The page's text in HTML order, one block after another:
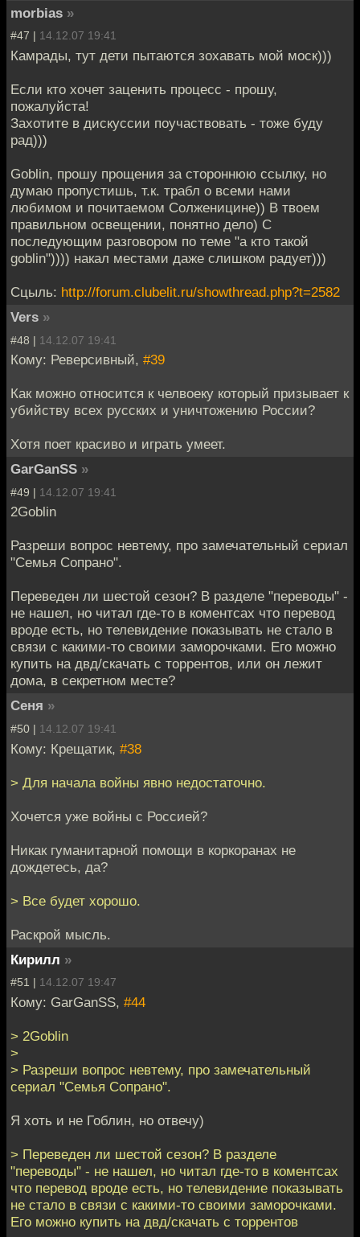
morbias »
#47 | 14.12.07 19:41
Камрады, тут дети пытаются зохавать мой моск)))
Если кто хочет заценить процесс - прошу,
пожалуйста!
Захотите в дискуссии поучаствовать - тоже буду
рад)))
Goblin, прошу прощения за стороннюю ссылку, но
думаю пропустишь, т.к. трабл о всеми нами
любимом и почитаемом Солженицине)) В твоем
правильном освещении, понятно дело) С
последующим разговором по теме "а кто такой
goblin")))) накал местами даже слишком радует)))
Сцыль: http://forum.clubelit.ru/showthread.php?t=2582
Vers »
#48 | 14.12.07 19:41
Кому: Реверсивный, #39
Как можно относится к челвоеку который призывает к
убийству всех русских и уничтожению России?
Хотя поет красиво и играть умеет.
GarGanSS »
#49 | 14.12.07 19:41
2Goblin
Разреши вопрос невтему, про замечательный сериал
"Семья Сопрано".
Переведен ли шестой сезон? В разделе "переводы" -
не нашел, но читал где-то в коментсах что перевод
вроде есть, но телевидение показывать не стало в
связи с какими-то своими заморочками. Его можно
купить на двд/скачать с торрентов, или он лежит
дома, в секретном месте?
Сеня »
#50 | 14.12.07 19:41
Кому: Крещатик, #38
> Для начала войны явно недостаточно.
Хочется уже войны с Россией?
Никак гуманитарной помощи в коркоранах не
дождетесь, да?
> Все будет хорошо.
Раскрой мысль.
Кирилл »
#51 | 14.12.07 19:47
Кому: GarGanSS, #44
> 2Goblin
>
> Разреши вопрос невтему, про замечательный
сериал "Семья Сопрано".
Я хоть и не Гоблин, но отвечу)
> Переведен ли шестой сезон? В разделе
"переводы" - не нашел, но читал где-то в коментсах
что перевод вроде есть, но телевидение показывать
не стало в связи с какими-то своими заморочками.
Его можно купить на двд/скачать с торрентов